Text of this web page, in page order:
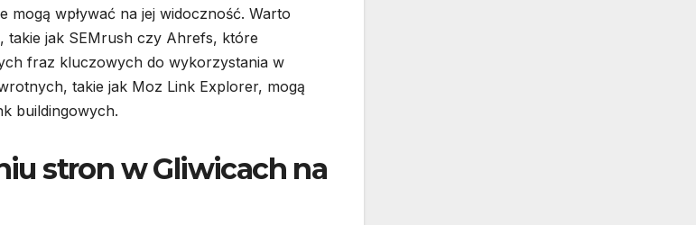
wpływać na jej widoczność. Warto
takie jak SEMrush czy Ahrefs, które
fraz kluczowych do wykorzystania w
takie jak Moz Link Explorer, mogą
buildingowych.
stron w Gliwicach na